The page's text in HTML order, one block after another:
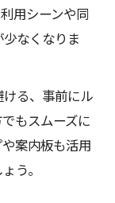
用シーンや同
なくなりま
る、事前にル
もスムーズに
案内板も活用
う。